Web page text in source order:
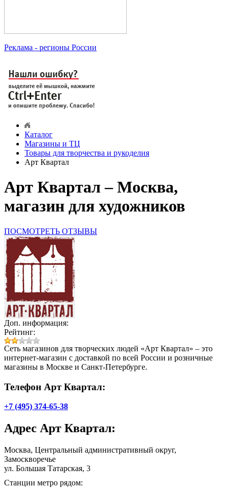
Реклама - регионы России
Каталог
Магазины и ТЦ
Товары для творчества и рукоделия
Арт Квартал
Арт Квартал – Москва,
магазин для художников
ПОСМОТРЕТЬ ОТЗЫВЫ
Доп. информация:
Рейтинг:
Сеть магазинов для творческих людей «Арт Квартал» – это
интернет-магазин с доставкой по всей России и розничные
магазины в Москве и Санкт-Петербурге.
Телефон Арт Квартал:
+7 (495) 374-65-38
Адрес Арт Квартал:
Москва, Центральный административный округ,
Замоскворечье
ул. Большая Татарская, 3
Станции метро рядом: